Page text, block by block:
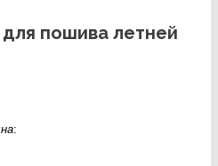
пошива летней
: